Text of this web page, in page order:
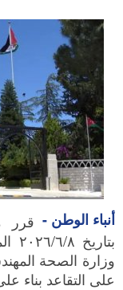
أنباء الوطن - قرر
وزارة الصحة
على التقاعد بناء على